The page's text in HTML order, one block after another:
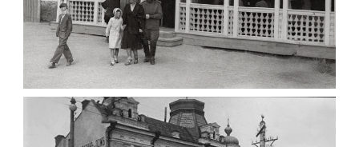
ПАВІЛЬЙОН МОРОЗИВА ЖИТОМИР 1947
Фото Житомир (1945-
1960)
Leave a comment